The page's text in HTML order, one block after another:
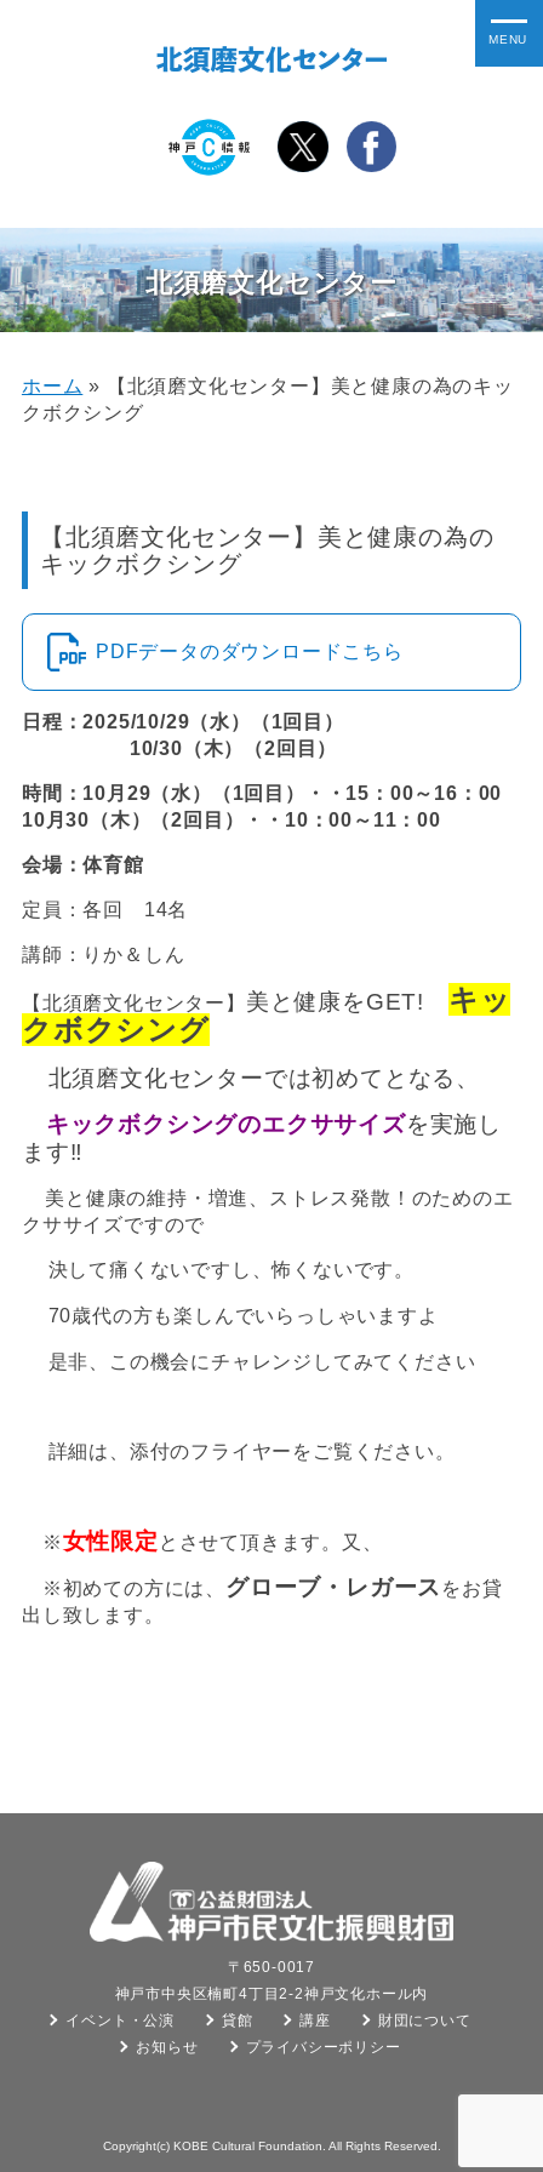
北須磨文化センター
ホーム »
【北須磨文化センター】美と健康の為のキッ
クボクシング
【北須磨文化センター】美と健康の為の
キックボクシング
PDFデータのダウンロードこちら
日程：2025/10/29（水）（1回目）
10/30（木）（2回目）
時間：10月29（水）（1回目）・・15：00～16：00
10月30（木）（2回目）・・10：00～11：00
会場：体育館
定員：各回 14名
講師：りか＆しん
【北須磨文化センター】 美と健康をGET!
キッ
クボクシング
北須磨文化センターでは初めてとなる、
キックボクシングのエクササイズを実施し
ます‼️
美と健康の維持・増進、ストレス発散！のためのエ
クササイズですので
決して痛くないですし、怖くないです。
70歳代の方も楽しんでいらっしゃいますよ
是非、この機会にチャレンジしてみてください
詳細は、添付のフライヤーをご覧ください。
※女性限定 とさせて頂きます。又、
※初めての方には、 グローブ・レガース をお貸
出し致します。
〒650-0017
神戸市中央区楠町4丁目2-2神戸文化ホール内
イベント・公演
貸館 講座
財団について
お知らせ
プライバシーポリシー
Copyright(c) KOBE Cultural Foundation. All Rights Reserved.